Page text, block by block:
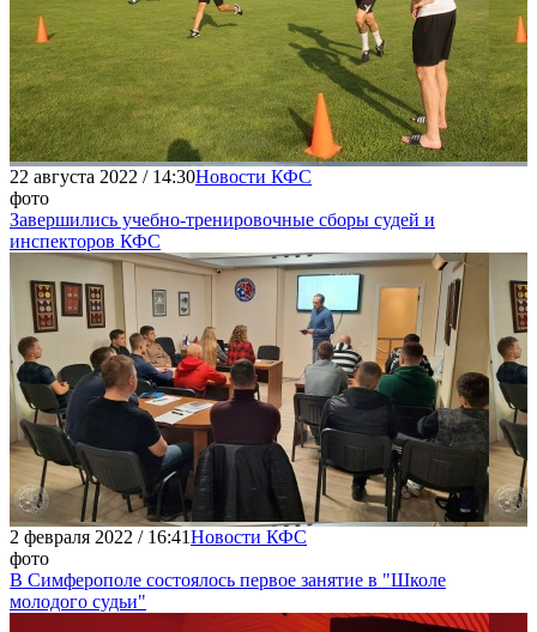
22 августа 2022 / 14:30Новости КФС
фото
Завершились учебно-тренировочные сборы судей и
инспекторов КФС
2 февраля 2022 / 16:41Новости КФС
фото
В Симферополе состоялось первое занятие в "Школе
молодого судьи"